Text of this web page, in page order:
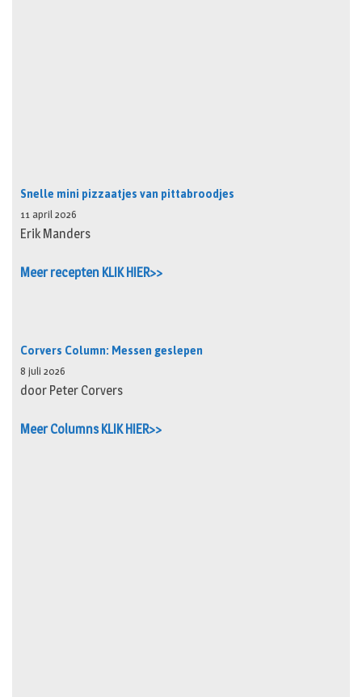
Snelle mini pizzaatjes van pittabroodjes
11 april 2026
Erik Manders
Meer recepten KLIK HIER>>
Corvers Column: Messen geslepen
8 juli 2026
door Peter Corvers
Meer Columns KLIK HIER>>